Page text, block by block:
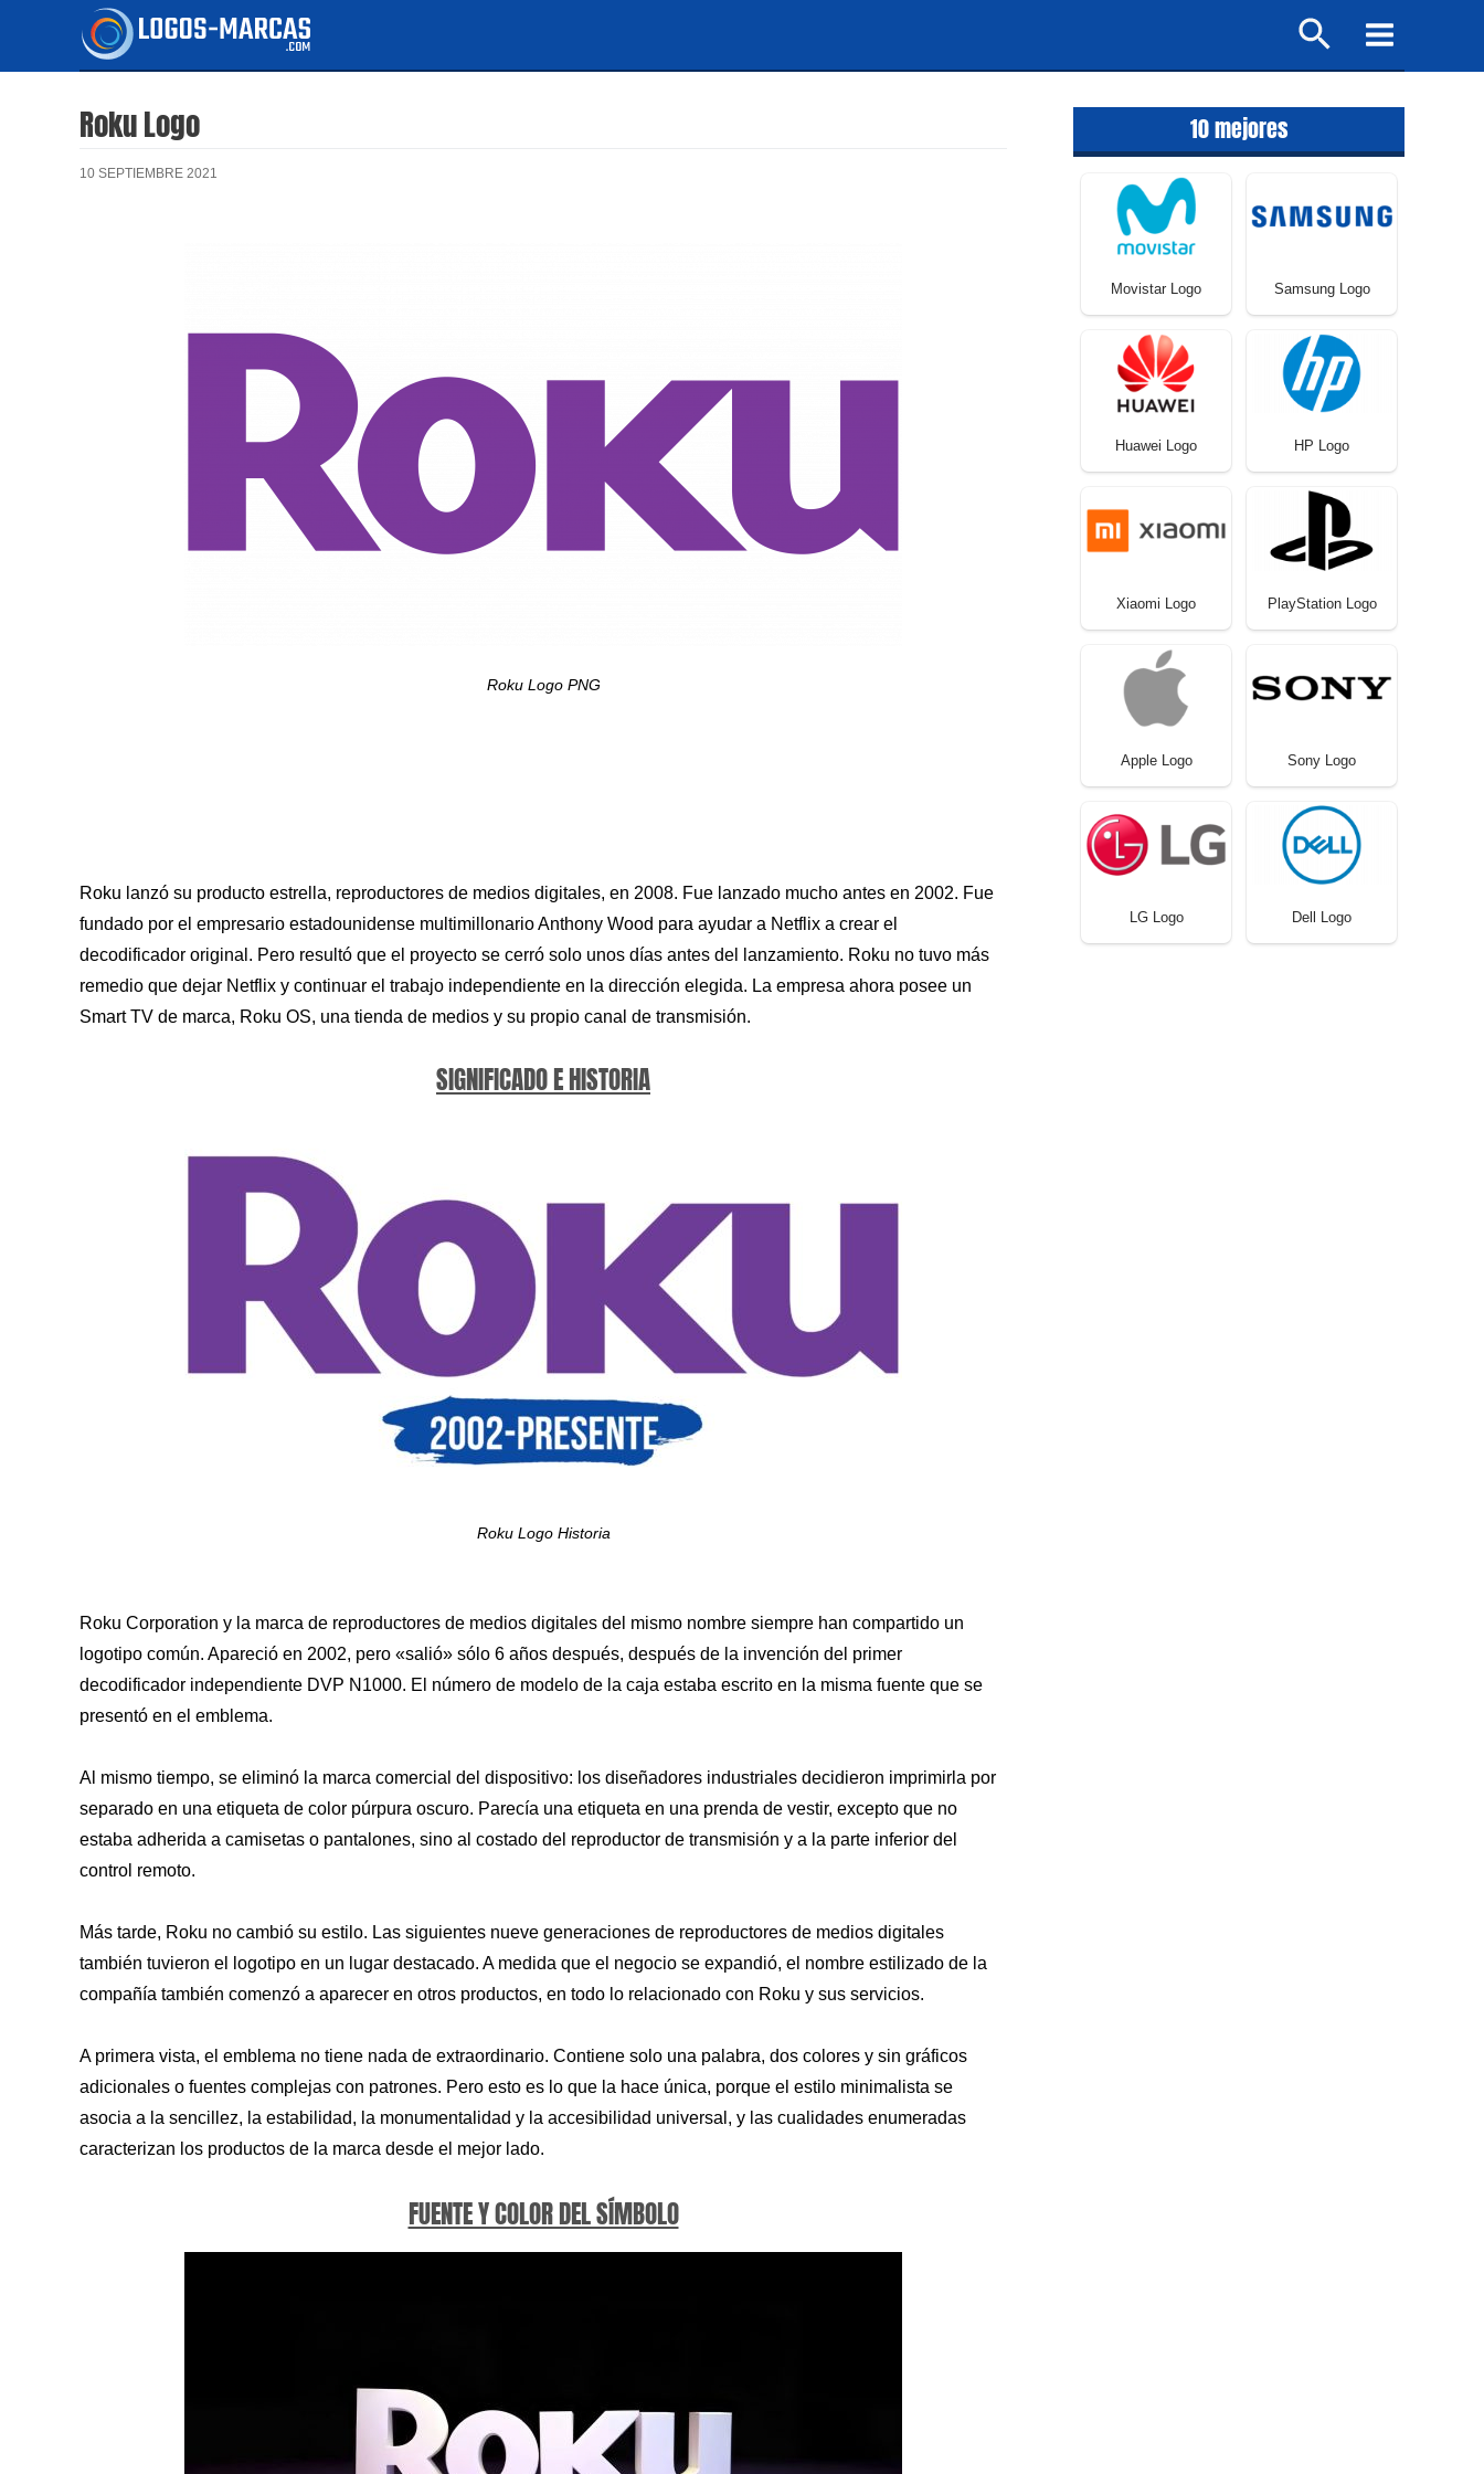
contenido
Buscar
Main
Menu
Roku Logo
10 SEPTIEMBRE 2021
Roku Logo PNG
Roku lanzó su producto estrella, reproductores de medios digitales, en 2008. Fue lanzado mucho antes en 2002. Fue
fundado por el empresario estadounidense multimillonario Anthony Wood para ayudar a Netflix a crear el
decodificador original. Pero resultó que el proyecto se cerró solo unos días antes del lanzamiento. Roku no tuvo más
remedio que dejar Netflix y continuar el trabajo independiente en la dirección elegida. La empresa ahora posee un
Smart TV de marca, Roku OS, una tienda de medios y su propio canal de transmisión.
SIGNIFICADO E HISTORIA
Roku Logo Historia
Roku Corporation y la marca de reproductores de medios digitales del mismo nombre siempre han compartido un
logotipo común. Apareció en 2002, pero «salió» sólo 6 años después, después de la invención del primer
decodificador independiente DVP N1000. El número de modelo de la caja estaba escrito en la misma fuente que se
presentó en el emblema.
Al mismo tiempo, se eliminó la marca comercial del dispositivo: los diseñadores industriales decidieron imprimirla por
separado en una etiqueta de color púrpura oscuro. Parecía una etiqueta en una prenda de vestir, excepto que no
estaba adherida a camisetas o pantalones, sino al costado del reproductor de transmisión y a la parte inferior del
control remoto.
Más tarde, Roku no cambió su estilo. Las siguientes nueve generaciones de reproductores de medios digitales
también tuvieron el logotipo en un lugar destacado. A medida que el negocio se expandió, el nombre estilizado de la
compañía también comenzó a aparecer en otros productos, en todo lo relacionado con Roku y sus servicios.
A primera vista, el emblema no tiene nada de extraordinario. Contiene solo una palabra, dos colores y sin gráficos
adicionales o fuentes complejas con patrones. Pero esto es lo que la hace única, porque el estilo minimalista se
asocia a la sencillez, la estabilidad, la monumentalidad y la accesibilidad universal, y las cualidades enumeradas
caracterizan los productos de la marca desde el mejor lado.
FUENTE Y COLOR DEL SÍMBOLO
10 mejores
Movistar Logo Samsung Logo
Huawei Logo HP Logo
Xiaomi Logo PlayStation Logo
Apple Logo Sony Logo
LG Logo Dell Logo